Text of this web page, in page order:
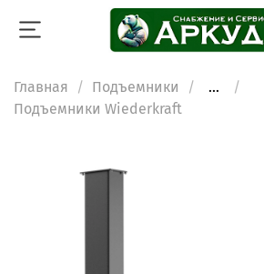
Главная Подъемники
...
Подъемники Wiederkraft